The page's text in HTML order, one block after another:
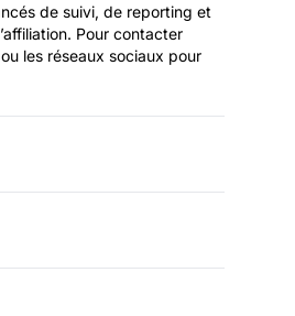
de suivi, de reporting et
Pour contacter
les réseaux sociaux pour